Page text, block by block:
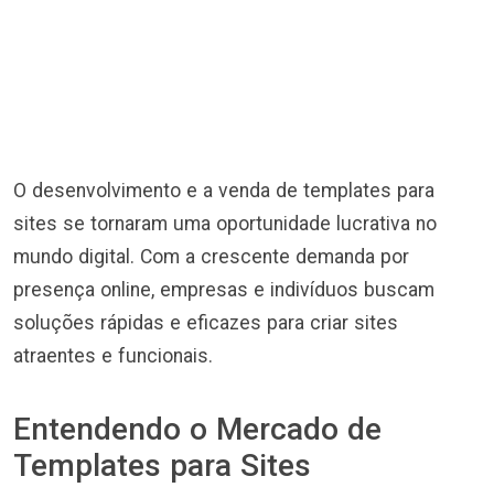
O desenvolvimento e a venda de templates para
sites se tornaram uma oportunidade lucrativa no
mundo digital. Com a crescente demanda por
presença online, empresas e indivíduos buscam
soluções rápidas e eficazes para criar sites
atraentes e funcionais.
Entendendo o Mercado de
Templates para Sites